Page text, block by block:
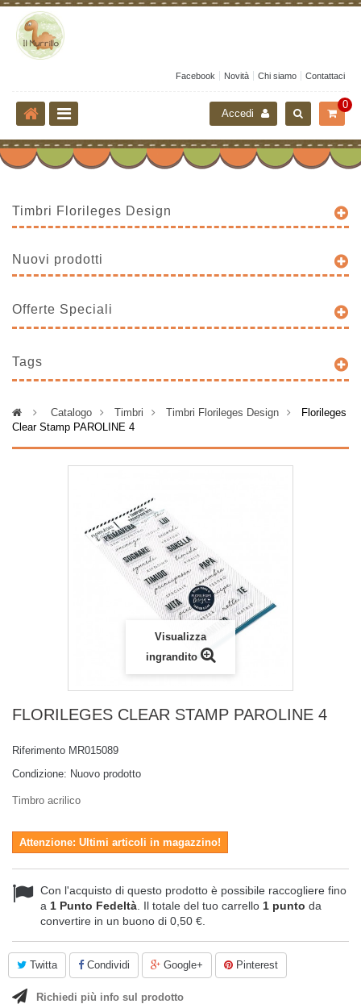
Facebook Novità Chi siamo Contattaci
0
Accedi
Timbri Florileges Design
Nuovi prodotti
Offerte Speciali
Tags
> Catalogo > Timbri > Timbri Florileges Design >
Florileges
Clear Stamp PAROLINE 4
Visualizza
ingrandito
FLORILEGES CLEAR STAMP PAROLINE 4
Riferimento MR015089
Condizione: Nuovo prodotto
Timbro acrilico
Attenzione: Ultimi articoli in magazzino!
Con l'acquisto di questo prodotto è possibile raccogliere fino
a 1 Punto Fedeltà . Il totale del tuo carrello 1 punto da
convertire in un buono di 0,50 €
Twitta Condividi Google+ Pinterest
Richiedi più info sul prodotto